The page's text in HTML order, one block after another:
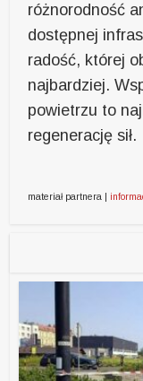
różnorodność
dostępnej
radość, której
najbardziej.
powietrzu to
regenerację sił.
materiał partnera |